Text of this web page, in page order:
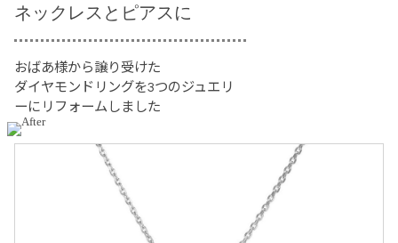
ネックレスとピアスに
おばあ様から譲り受けた
ダイヤモンドリングを3つのジュエリ
ーにリフォームしました